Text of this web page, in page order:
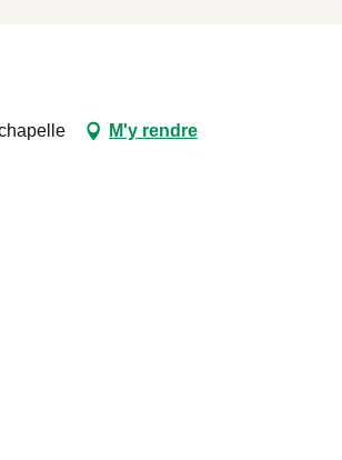
M'y rendre